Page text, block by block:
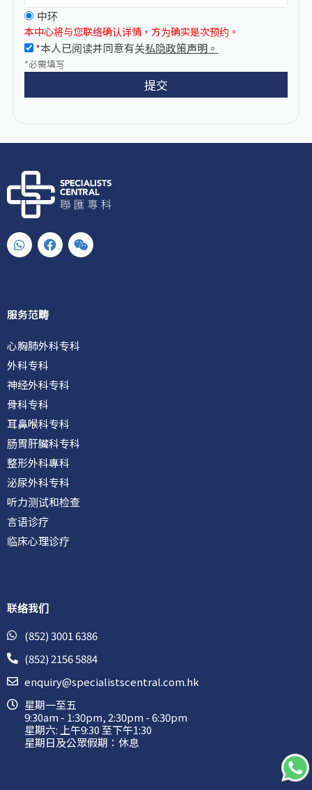
中环
本中心将与您联络确认详情，方为确实是次预约。
*本人已阅读并同意有关私隐政策声明。
*必需填写
提交
W
h
a
p
F
a
c
W
e
i
服务范畴
心胸肺外科专科
外科专科
神经外科专科
骨科专科
耳鼻喉科专科
肠胃肝臟科专科
整形外科專科
泌尿外科专科
听力测试和检查
言语诊疗
临床心理诊疗
联络我们
(852) 3001 6386
(852) 2156 5884
enquiry@specialistscentral.com.hk
星期一至五
9:30am - 1:30pm, 2:30pm - 6:30pm
星期六: 上午9:30 至下午1:30
星期日及公眾假期：休息